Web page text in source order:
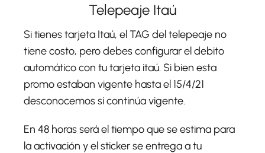
Telepeaje Itaú
Si tienes tarjeta Itaú, el TAG del telepeaje no
tiene costo, pero debes configurar el debito
automático con tu tarjeta itaú. Si bien esta
promo estaban vigente hasta el 15/4/21
desconocemos si continúa vigente.
En 48 horas será el tiempo que se estima para
la activación y el sticker se entrega a tu